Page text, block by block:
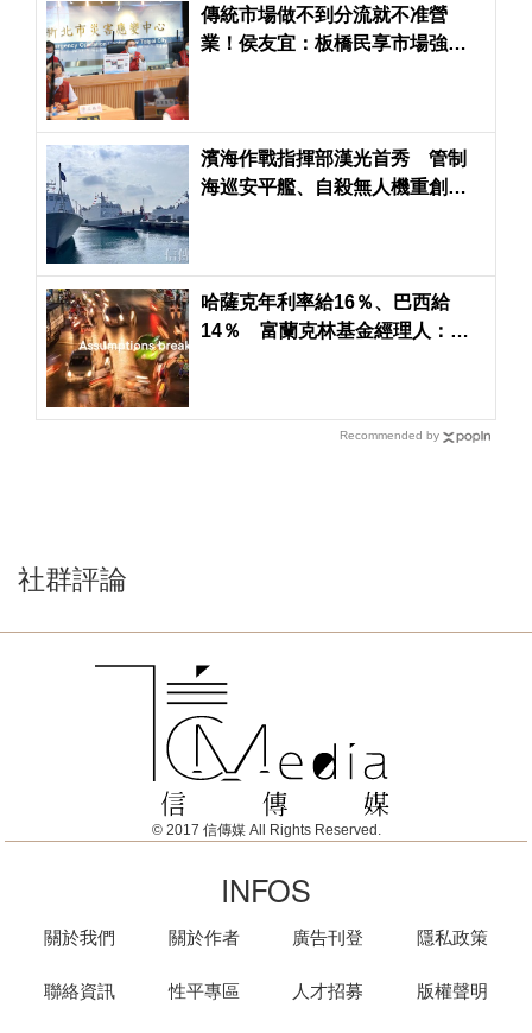
傳統市場做不到分流就不准營
業！侯友宜：板橋民享市場強制
濱海作戰指揮部漢光首秀 管制
海巡安平艦、自殺無人機重創共
哈薩克年利率給16％、巴西給
14％ 富蘭克林基金經理人：除
Recommended by
社群評論
© 2017 信傳媒 All Rights Reserved.
INFOS
關於我們
聯絡資訊
關於作者
性平專區
廣告刊登
人才招募
隱私政策
版權聲明